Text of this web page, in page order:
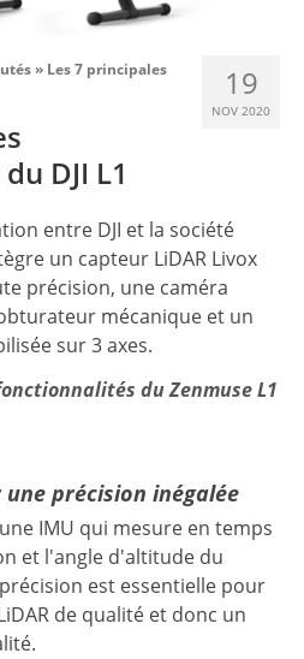
19
NOV 2020
» Les 7 principales
DJI L1
entre DJI et la société
un capteur LiDAR Livox
précision, une caméra
mécanique et un
sur 3 axes.
du Zenmuse L1
précision inégalée
IMU qui mesure en temps
et l'angle d'altitude du
est essentielle pour
de qualité et donc un